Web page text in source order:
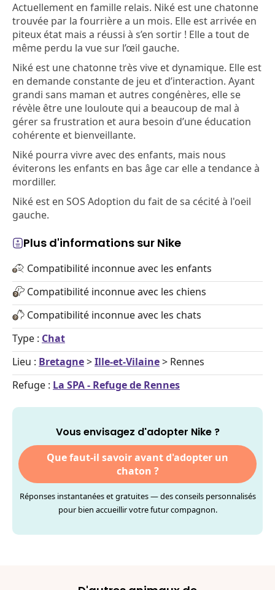
Actuellement en famille relais. Niké est une chatonne
trouvée par la fourrière a un mois. Elle est arrivée en
piteux état mais a réussi à s’en sortir ! Elle a tout de
même perdu la vue sur l’œil gauche.
Niké est une chatonne très vive et dynamique. Elle est
en demande constante de jeu et d’interaction. Ayant
grandi sans maman et autres congénères, elle se
révèle être une louloute qui a beaucoup de mal à
gérer sa frustration et aura besoin d’une éducation
cohérente et bienveillante.
Niké pourra vivre avec des enfants, mais nous
éviterons les enfants en bas âge car elle a tendance à
mordiller.
Niké est en SOS Adoption du fait de sa cécité à l'oeil
gauche.
Plus d'informations sur Nike
Compatibilité inconnue avec les enfants
Compatibilité inconnue avec les chiens
Compatibilité inconnue avec les chats
Type : Chat
Lieu : Bretagne>Ille-et-Vilaine> Rennes
Refuge : La SPA - Refuge de Rennes
Vous envisagez d'adopter Nike ?
Que faut-il savoir avant d'adopter un
chaton ?
Réponses instantanées et gratuites — des conseils personnalisés
pour bien accueillir votre futur compagnon.